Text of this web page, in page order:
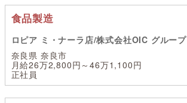
食品製造
ロピア ミ・ナーラ店/株式会社OIC グループ
奈良県 奈良市
月給26万2,800円～46万1,100円
正社員